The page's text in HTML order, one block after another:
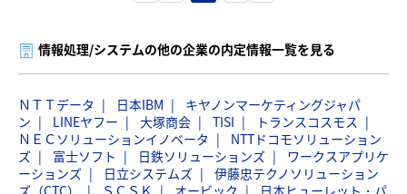
情報処理/システムの他の企業の内定情報一覧を見る
ＮＴＴデータ 日本IBM
キヤノンマーケティングジャパ
ン
LINEヤフー 大塚商会 TISI
トランスコスモス
ＮＥＣソリューションイノベータ
NTTドコモソリューション
ズ
富士ソフト 日鉄ソリューションズ
ワークスアプリケ
ーションズ
日立システムズ
伊藤忠テクノソリューション
ズ（CTC）
ＳＣＳＫ オービック
日本ヒューレット・パ